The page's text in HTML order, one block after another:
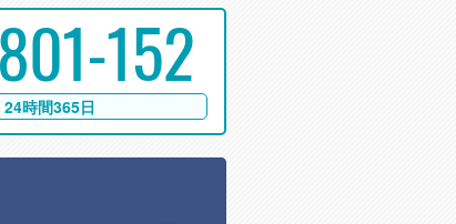
152
時間365日